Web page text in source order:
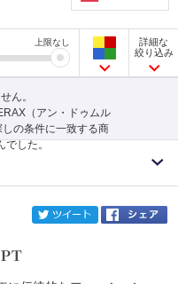
上限なし
詳細な
絞り込み
ん。
（アン・ドゥムル
の条件に一致する商
した。